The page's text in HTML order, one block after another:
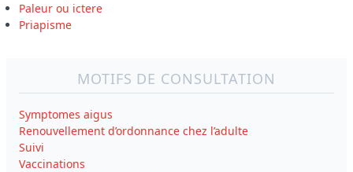
Paleur ou ictere
Priapisme
MOTIFS DE CONSULTATION
Symptomes aigus
Renouvellement d’ordonnance chez l’adulte
Suivi
Vaccinations